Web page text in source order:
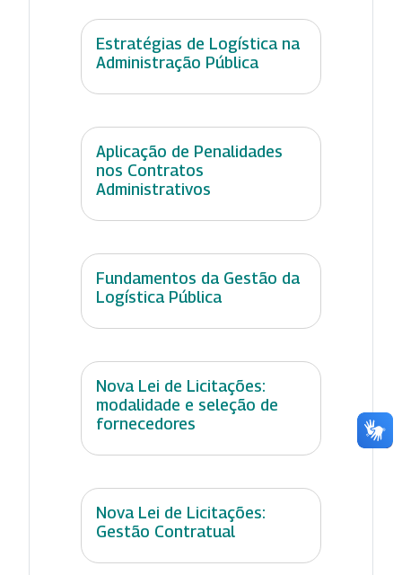
Estratégias de Logística na
Administração Pública
Aplicação de Penalidades
nos Contratos
Administrativos
Fundamentos da Gestão da
Logística Pública
Nova Lei de Licitações:
modalidade e seleção de
fornecedores
Nova Lei de Licitações:
Gestão Contratual